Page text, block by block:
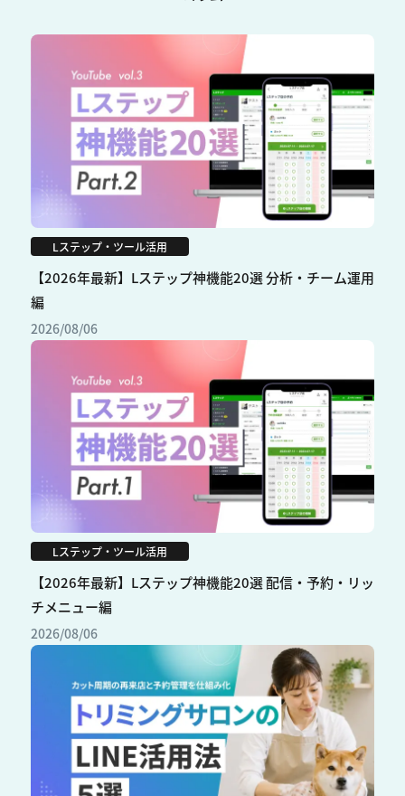
Lステップ・ツール活用
【2026年最新】Lステップ神機能20選 分析・チーム運用
編
2026/08/06
Lステップ・ツール活用
【2026年最新】Lステップ神機能20選 配信・予約・リッ
チメニュー編
2026/08/06